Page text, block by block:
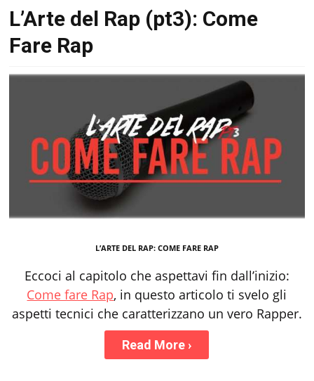
L’Arte del Rap (pt3): Come
Fare Rap
L’ARTE DEL RAP: COME FARE RAP
Eccoci al capitolo che aspettavi fin dall’inizio:
Come fare Rap, in questo articolo ti svelo gli
aspetti tecnici che caratterizzano un vero Rapper.
Read More ›